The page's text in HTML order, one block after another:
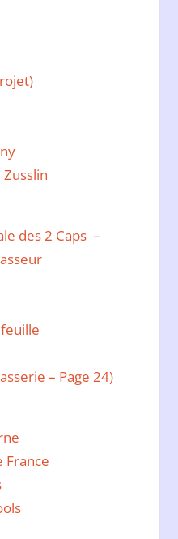
des 2 Caps –
– Page 24)
France